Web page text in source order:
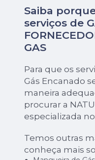
Saiba
serviços de
GAS
Para que os
Gás Encanado
maneira
procurar a
especializada
Temos outras
conheça mais